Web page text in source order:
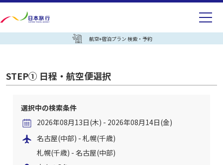
航空+宿泊プラン 検索・予約
STEP① 日程・航空便選択
選択中の検索条件
2026年08月13日(木) - 2026年08月14日(金)
名古屋(中部) - 札幌(千歳)
札幌(千歳) - 名古屋(中部)